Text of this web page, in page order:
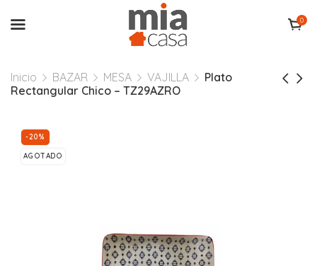
0
Inicio BAZAR MESA VAJILLA
Plato
Rectangular Chico – TZ29AZRO
-20%
AGOTADO